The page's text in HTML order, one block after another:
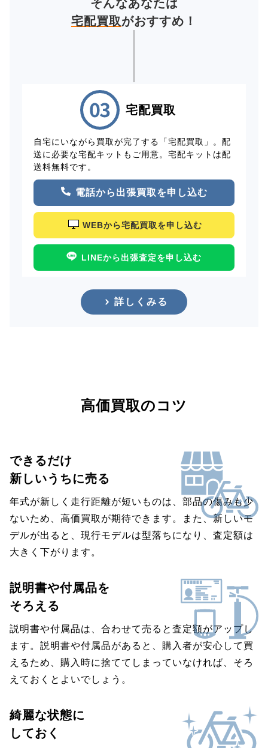
そんなあなたは
宅配買取がおすすめ！
宅配買取
自宅にいながら買取が完了する「宅配買取」。配
送に必要な宅配キットもご用意。宅配キットは配
送料無料です。
電話から出張買取を申し込む
WEBから宅配買取を申し込む
LINEから出張査定を申し込む
詳しくみる
高価買取のコツ
できるだけ
新しいうちに売る
年式が新しく走行距離が短いものは、部品の傷みも少
ないため、高価買取が期待できます。また、新しいモ
デルが出ると、現行モデルは型落ちになり、査定額は
大きく下がります。
説明書や付属品を
そろえる
説明書や付属品は、合わせて売ると査定額がアップし
ます。説明書や付属品があると、購入者が安心して買
えるため、購入時に捨ててしまっていなければ、そろ
えておくとよいでしょう。
綺麗な状態に
しておく